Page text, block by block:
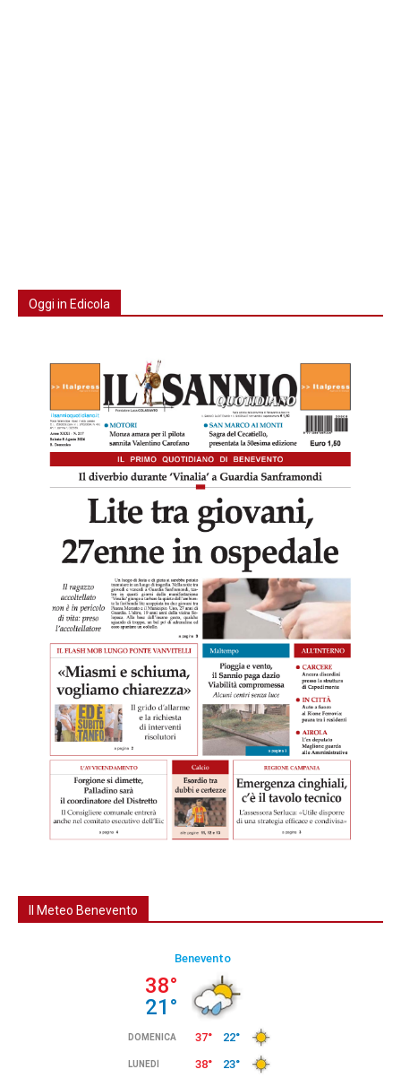
Oggi in Edicola
Il Meteo Benevento